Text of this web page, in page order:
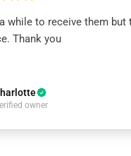
while to receive them but
Thank you
owner